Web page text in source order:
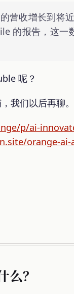
营收增长到将
的报告，这一
呢？
我们以后再聊。
p/ai-
orange-ai-
？